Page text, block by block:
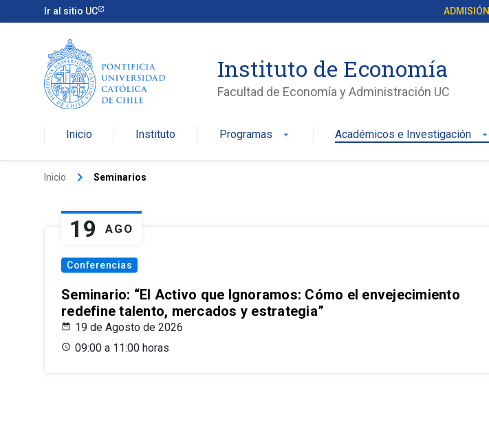
Ir al sitio UC ADMISIÓN
Instituto de Economía
Facultad de Economía y Administración UC
Inicio Instituto Programas arrow_drop_down Académicos e Investigación arrow_drop_down
Inicio keyboard_arrow_right Seminarios
19 AGO
Conferencias
Seminario: “El Activo que Ignoramos: Cómo el envejecimiento
redefine talento, mercados y estrategia”
19 de Agosto de 2026
09:00 a 11:00 horas